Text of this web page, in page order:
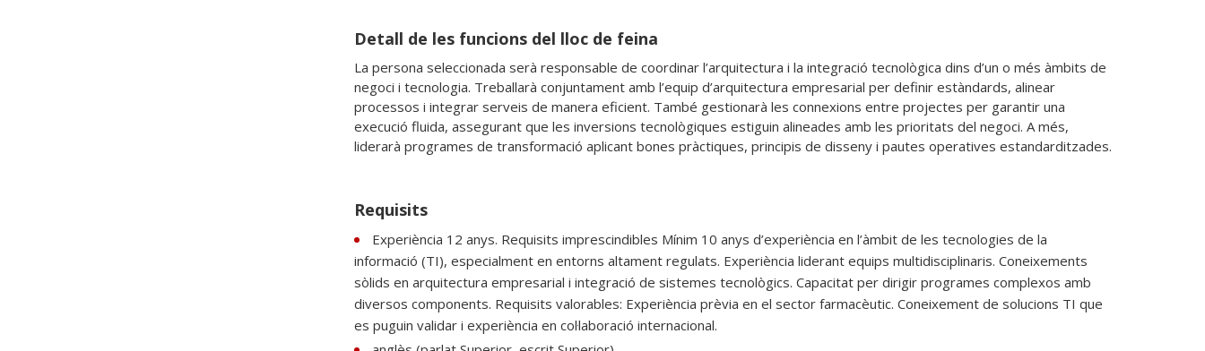
Detall de les funcions del lloc de feina
La persona seleccionada serà responsable de coordinar l’arquitectura i la integració tecnològica dins d’un o més àmbits de
negoci i tecnologia. Treballarà conjuntament amb l’equip d’arquitectura empresarial per definir estàndards, alinear
processos i integrar serveis de manera eficient. També gestionarà les connexions entre projectes per garantir una
execució fluida, assegurant que les inversions tecnològiques estiguin alineades amb les prioritats del negoci. A més,
Requisits
Experiència 12 anys. Requisits imprescindibles Mínim 10 anys d’experiència en l’àmbit de les tecnologies de la
informació (TI), especialment en entorns altament regulats. Experiència liderant equips multidisciplinaris. Coneixements
sòlids en arquitectura empresarial i integració de sistemes tecnològics. Capacitat per dirigir programes complexos amb
diversos components. Requisits valorables: Experiència prèvia en el sector farmacèutic. Coneixement de solucions TI que
es puguin validar i experiència en col·laboració internacional.